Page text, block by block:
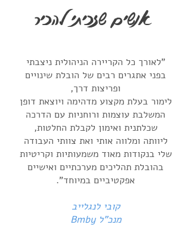
אנשים שזכיתי להכיר
"לאורך כל הקריירה הניהולית ניצבתי
בפני אתגרים רבים של הובלת שינויים
ופריצות דרך,
לימור בעלת מקצוע מדהימה ויוצאת דופן
המשלבת עוצמות ורוחניות עם הדרכה
שכלתנית ואימון לקבלת החלטות,
ליוותה ומלווה אותי ואת צוותי העבודה
שלי בנקודות מאוד משמעותיות וקריטיות
בהובלת תהליכים מערכתיים ואישיים
אפקטיביים במיוחד".
קובי לנגלייב
מנכ"ל Bmby